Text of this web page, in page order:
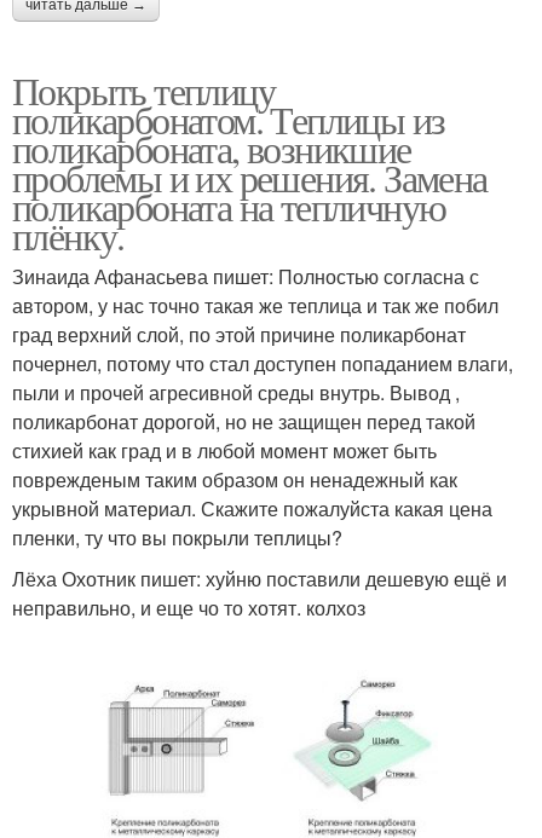
читать дальше →
Покрыть теплицу
поликарбонатом. Теплицы из
поликарбоната, возникшие
проблемы и их решения. Замена
поликарбоната на тепличную
плёнку.
Зинаида Афанасьева пишет: Полностью согласна с
автором, у нас точно такая же теплица и так же побил
град верхний слой, по этой причине поликарбонат
почернел, потому что стал доступен попаданием влаги,
пыли и прочей агресивной среды внутрь. Вывод ,
поликарбонат дорогой, но не защищен перед такой
стихией как град и в любой момент может быть
поврежденым таким образом он ненадежный как
укрывной материал. Скажите пожалуйста какая цена
пленки, ту что вы покрыли теплицы?
Лёха Охотник пишет: хуйню поставили дешевую ещё и
неправильно, и еще чо то хотят. колхоз